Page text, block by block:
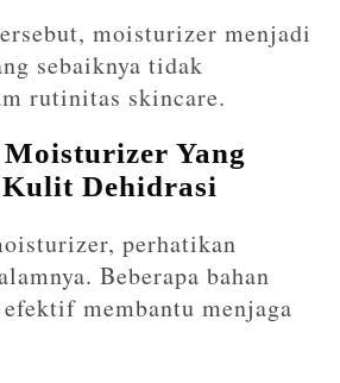
moisturizer menjadi
sebaiknya tidak
rutinitas skincare.
Yang
Dehidrasi
perhatikan
Beberapa bahan
membantu menjaga